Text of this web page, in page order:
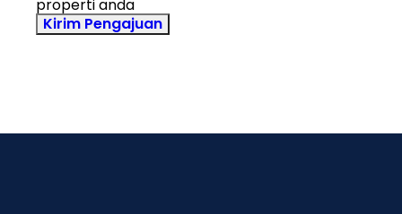
properti anda
Kirim Pengajuan